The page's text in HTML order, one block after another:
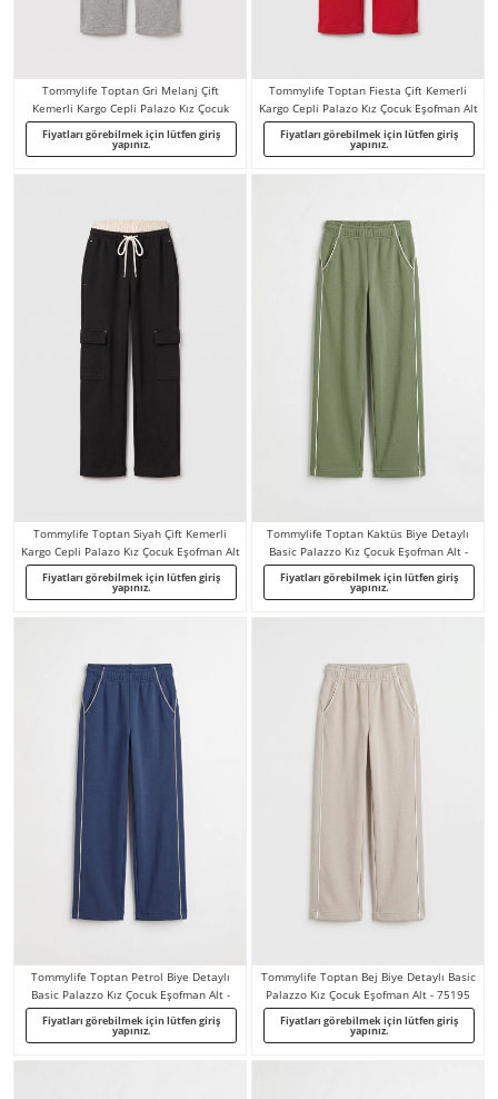
Tommylife Toptan Gri Melanj Çift
Kemerli Kargo Cepli Palazo Kız Çocuk
Eşofman Alt - 75198
Fiyatları görebilmek için lütfen giriş
yapınız.
Tommylife Toptan Fiesta Çift Kemerli
Kargo Cepli Palazo Kız Çocuk Eşofman Alt
- 75198
Fiyatları görebilmek için lütfen giriş
yapınız.
Tommylife Toptan Siyah Çift Kemerli
Kargo Cepli Palazo Kız Çocuk Eşofman Alt
- 75198
Fiyatları görebilmek için lütfen giriş
yapınız.
Tommylife Toptan Kaktüs Biye Detaylı
Basic Palazzo Kız Çocuk Eşofman Alt -
75195
Fiyatları görebilmek için lütfen giriş
yapınız.
Tommylife Toptan Petrol Biye Detaylı
Basic Palazzo Kız Çocuk Eşofman Alt -
75195
Fiyatları görebilmek için lütfen giriş
yapınız.
Tommylife Toptan Bej Biye Detaylı Basic
Palazzo Kız Çocuk Eşofman Alt - 75195
Fiyatları görebilmek için lütfen giriş
yapınız.